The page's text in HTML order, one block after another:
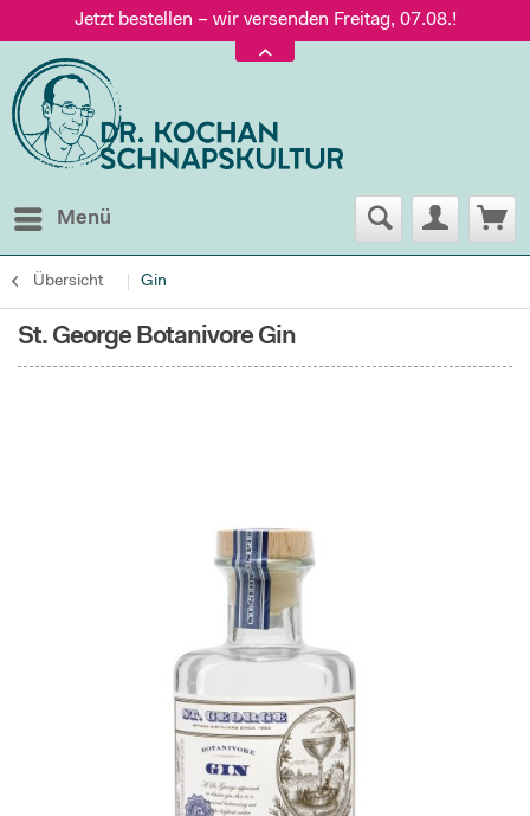
Jetzt bestellen – wir versenden Freitag, 07.08.!
Versand nur 5,60 €, gratis ab 95 € Warenwert
Jetzt bestellen – wir versenden Freitag, 07.08.!
Menü
Übersicht Gin
St. George Botanivore Gin